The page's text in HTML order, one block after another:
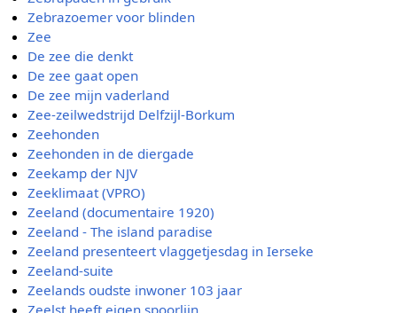
Zebrazoemer voor blinden
Zee
De zee die denkt
De zee gaat open
De zee mijn vaderland
Zee-zeilwedstrijd Delfzijl-Borkum
Zeehonden
Zeehonden in de diergade
Zeekamp der NJV
Zeeklimaat (VPRO)
Zeeland (documentaire 1920)
Zeeland - The island paradise
Zeeland presenteert vlaggetjesdag in Ierseke
Zeeland-suite
Zeelands oudste inwoner 103 jaar
Zeelst heeft eigen spoorlijn